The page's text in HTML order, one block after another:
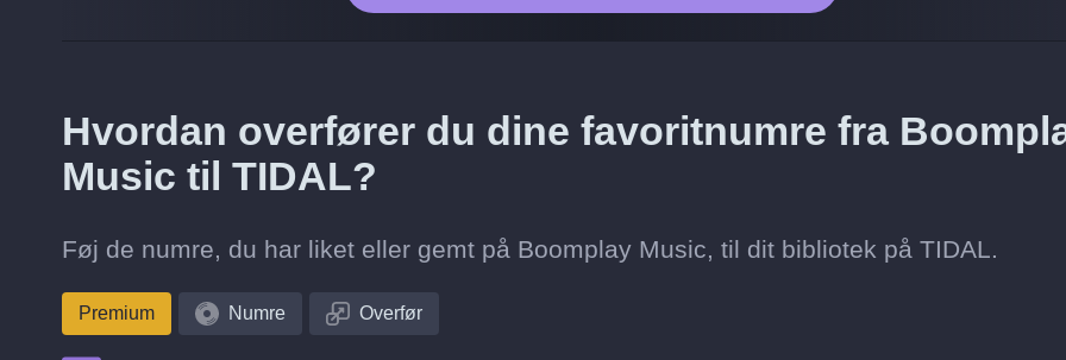
Hvordan overfører du dine favoritnumre fra
Music til TIDAL?
Føj de numre, du har liket eller gemt på Boomplay Music, til dit bibliotek på TIDAL.
Premium Numre Overfør